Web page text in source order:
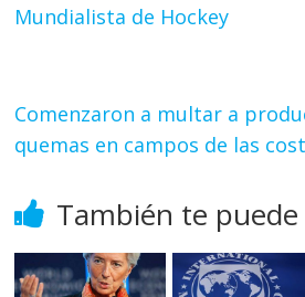
Mundialista de Hockey
Comenzaron a multar a
quemas en campos de las
También te